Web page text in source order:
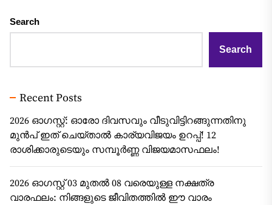
Search
Search
Recent Posts
2026 ഓഗസ്റ്റ്: ഓരോ ദിവസവും വീടുവിട്ടിറങ്ങുന്നതിനു
മുൻപ് ഇത് ചെയ്താൽ കാര്യവിജയം ഉറപ്പ്! 12
രാശിക്കാരുടെയും സമ്പൂർണ്ണ വിജയമാസഫലം!
2026 ഓഗസ്റ്റ് 03 മുതൽ 08 വരെയുള്ള നക്ഷത്ര
വാരഫലം: നിങ്ങളുടെ ജീവിതത്തിൽ ഈ വാരം